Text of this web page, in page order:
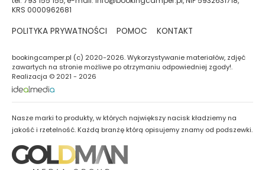
KRS 0000962681
POLITYKA PRYWATNOŚCI POMOC KONTAKT
bookingcamper.pl (c) 2020-2026. Wykorzystywanie materiałów, zdjęć
zawartych na stronie możliwe po otrzymaniu odpowiedniej zgody!.
Realizacja © 2021 - 2026
Nasze marki to produkty, w których największy nacisk kładziemy na
jakość i rzetelność. Każdą branżę którą opisujemy znamy od podszewki.